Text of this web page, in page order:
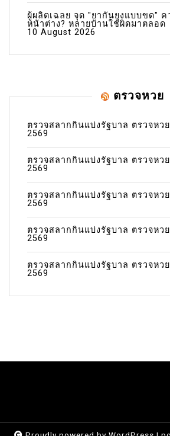
ผู้ผลิตเฉลย จุด "ยากันยุงแบบขด" ค
หน้าต่าง? หลายบ้านใช้ผิดมาตลอด
10 August 2026
ตรวจหวย
ตรวจสลากกินแบ่งรัฐบาล ตรวจหว
2569
ตรวจสลากกินแบ่งรัฐบาล ตรวจหว
2569
ตรวจสลากกินแบ่งรัฐบาล ตรวจหว
2569
ตรวจสลากกินแบ่งรัฐบาล ตรวจหว
2569
ตรวจสลากกินแบ่งรัฐบาล ตรวจหว
2569